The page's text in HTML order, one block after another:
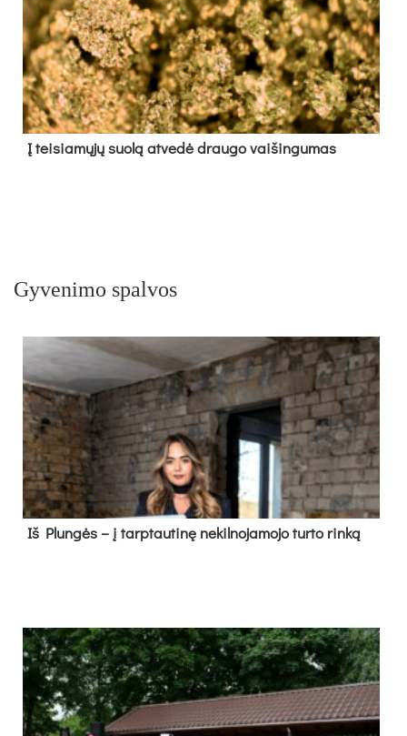
Į tei­sia­mų­jų suo­lą at­ve­dė drau­go vai­šin­gu­mas
Gyvenimo spalvos
Iš Plungės – į tarptautinę nekilnojamojo turto rinką